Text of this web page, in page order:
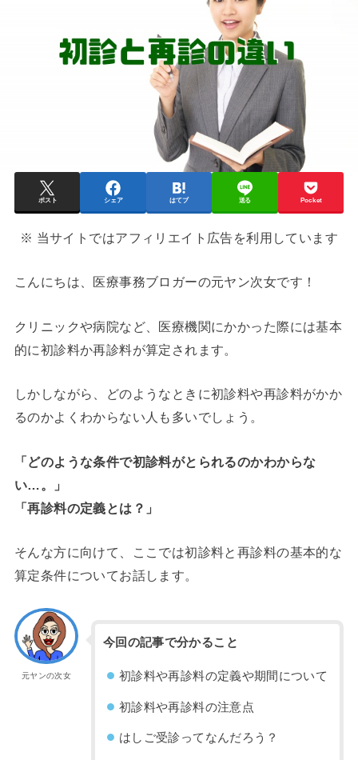
ポスト シェア はてブ 送る Pocket
※ 当サイトではアフィリエイト広告を利用しています
こんにちは、医療事務ブロガーの元ヤン次女です！
クリニックや病院など、医療機関にかかった際には基本
的に初診料か再診料が算定されます。
しかしながら、どのようなときに初診料や再診料がかか
るのかよくわからない人も多いでしょう。
「どのような条件で初診料がとられるのかわからな
い…。」
「再診料の定義とは？」
そんな方に向けて、ここでは初診料と再診料の基本的な
算定条件についてお話します。
元ヤンの次女
今回の記事で分かること
初診料や再診料の定義や期間について
初診料や再診料の注意点
はしご受診ってなんだろう？